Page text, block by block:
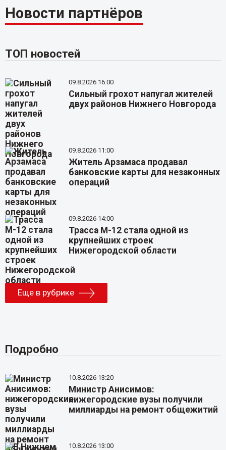
Новости партнёров
ТОП новостей
09.8.2026 16:00
Сильный грохот напугал жителей
двух районов Нижнего Новгорода
09.8.2026 11:00
Житель Арзамаса продавал
банковские карты для незаконных
операций
09.8.2026 14:00
Трасса М-12 стала одной из
крупнейших строек
Нижегородской области
Еще в рубрике
Подробно
10.8.2026 13:20
Министр Анисимов:
нижегородские вузы получили
миллиарды на ремонт общежитий
10.8.2026 13:00